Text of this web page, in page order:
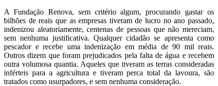
A Fundação Renova, sem critério algum, procurando gastar os
bilhões de reais que as empresas tiveram de lucro no ano passado,
indenizou aleatoriamente, centenas de pessoas que não mereciam,
sem nenhuma justificativa. Qualquer cidadão se apresenta como
pescador e recebe uma indenização em média de 90 mil reais.
Outros dizem que foram prejudicados pela falta de água e recebem
outra volumosa quantia. Aqueles que tiveram as terras consideradas
inférteis para a agricultura e tiveram perca total da lavoura, são
tratados como usurpadores, e sem nenhuma consideração.